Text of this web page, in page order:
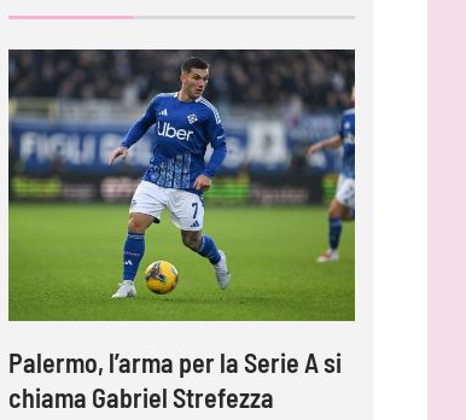
Palermo, l’arma per la Serie A si
chiama Gabriel Strefezza